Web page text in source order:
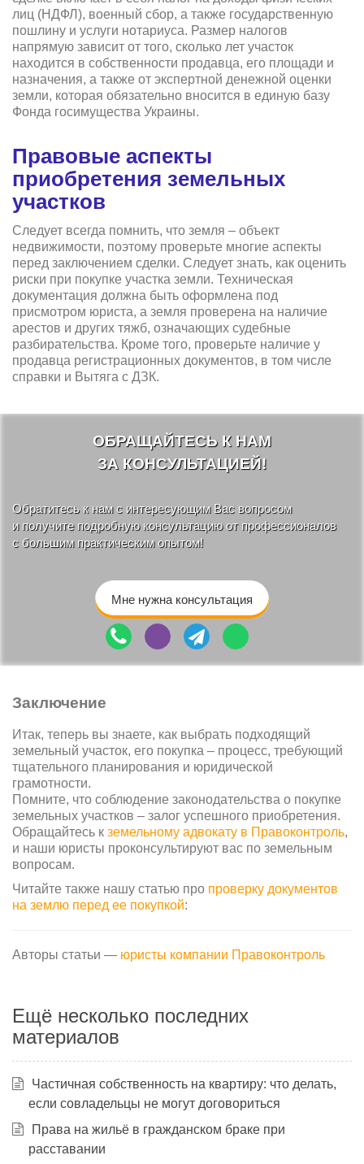
лиц (НДФЛ), военный сбор, а также государственную
пошлину и услуги нотариуса. Размер налогов
напрямую зависит от того, сколько лет участок
находится в собственности продавца, его площади и
назначения, а также от экспертной денежной оценки
земли, которая обязательно вносится в единую базу
Фонда госимущества Украины.
Правовые аспекты
приобретения земельных
участков
Следует всегда помнить, что земля – объект
недвижимости, поэтому проверьте многие аспекты
перед заключением сделки. Следует знать, как оценить
риски при покупке участка земли. Техническая
документация должна быть оформлена под
присмотром юриста, а земля проверена на наличие
арестов и других тяжб, означающих судебные
разбирательства. Кроме того, проверьте наличие у
продавца регистрационных документов, в том числе
справки и Вытяга с ДЗК.
ОБРАЩАЙТЕСЬ К НАМ
ЗА КОНСУЛЬТАЦИЕЙ!
Обратитесь к нам с интересующим Вас вопросом
и получите подробную консультацию от профессионалов
с большим практическим опытом!
Мне нужна консультация
Заключение
Итак, теперь вы знаете, как выбрать подходящий
земельный участок, его покупка – процесс, требующий
тщательного планирования и юридической
грамотности.
Помните, что соблюдение законодательства о покупке
земельных участков – залог успешного приобретения.
Обращайтесь к земельному адвокату в Правоконтроль,
и наши юристы проконсультируют вас по земельным
вопросам.
Читайте также нашу статью про проверку документов
на землю перед ее покупкой:
Авторы статьи — юристы компании Правоконтроль
Ещё несколько последних
материалов
Частичная собственность на квартиру: что делать,
если совладельцы не могут договориться
Права на жильё в гражданском браке при
расставании